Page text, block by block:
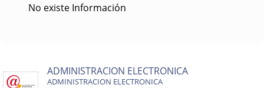
No existe Información
ADMINISTRACION ELECTRONICA
ADMINISTRACION ELECTRONICA